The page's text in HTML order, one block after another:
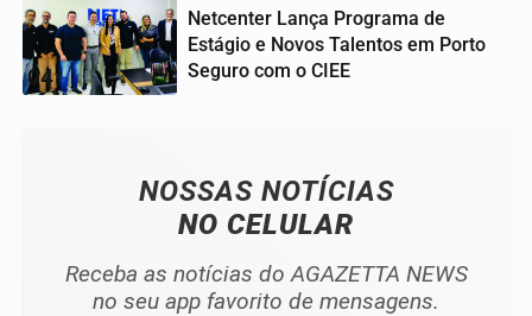
04
Netcenter Lança Programa de
Estágio e Novos Talentos em Porto
Seguro com o CIEE
NOSSAS NOTÍCIAS
NO CELULAR
Receba as notícias do AGAZETTA NEWS
no seu app favorito de mensagens.